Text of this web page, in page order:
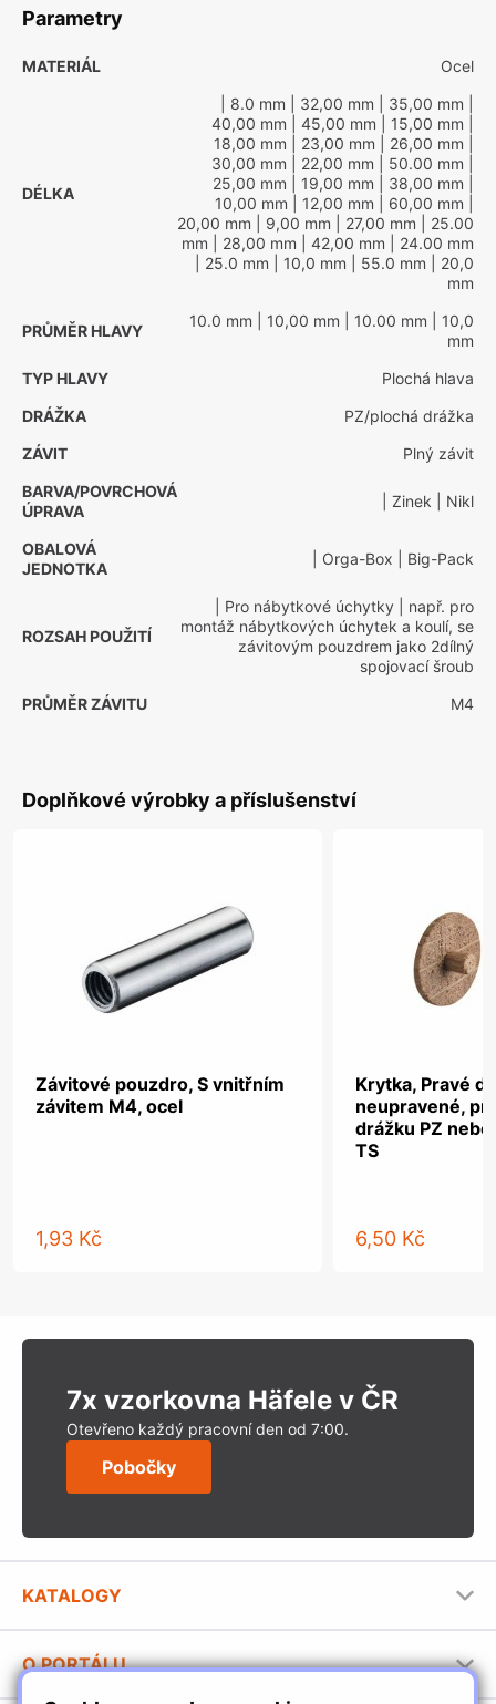
Parametry
MATERIÁL Ocel
DÉLKA
| 8.0 mm | 32,00 mm | 35,00 mm
40,00 mm | 45,00 mm | 15,00 mm
18,00 mm | 23,00 mm | 26,00 mm
30,00 mm | 22,00 mm | 50.00 mm
25,00 mm | 19,00 mm | 38,00 mm
10,00 mm | 12,00 mm | 60,00 mm
20,00 mm | 9,00 mm | 27,00 mm | 25.00
mm | 28,00 mm | 42,00 mm | 24.00 mm
| 25.0 mm | 10,0 mm | 55.0 mm | 20,0
mm
PRŮMĚR HLAVY
10.0 mm | 10,00 mm | 10.00 mm | 10,0
mm
TYP HLAVY
Plochá hlava
DRÁŽKA
PZ/plochá drážka
ZÁVIT
Plný závit
BARVA/POVRCHOVÁ
ÚPRAVA
| Zinek | Nikl
OBALOVÁ
JEDNOTKA
| Orga-Box | Big-Pack
ROZSAH POUŽITÍ
| Pro nábytkové úchytky | např. pro
montáž nábytkových úchytek a koulí, se
závitovým pouzdrem jako 2dílný
spojovací šroub
PRŮMĚR ZÁVITU
M4
Doplňkové výrobky a příslušenství
Závitové pouzdro, S vnitřním
závitem M4, ocel
1,93 Kč
Krytka, Pravé
neupravené,
drážku PZ
TS
6,50 Kč
7x vzorkovna Häfele v ČR
Otevřeno každý pracovní den od 7:00.
Pobočky
KATALOGY
Stavební katalog Häfele
O PORTÁLU